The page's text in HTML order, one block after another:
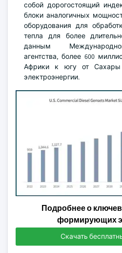
собой дорогостоящий
блоки аналогичных
оборудования для
тепла для более
данным
агентства, более 600
Африки к югу от
электроэнергии.
Подробнее о
формирующих
Скачать